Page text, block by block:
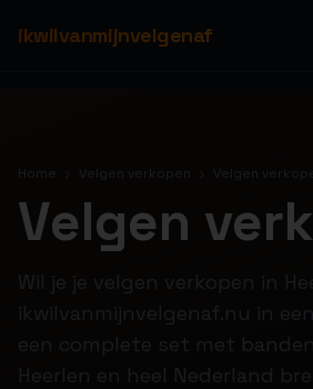
ikwilvanmijnvelgenaf
Home Velgen verkopen Velgen
Velgen
Wil je je velgen verkopen in
ikwilvanmijnvelgenaf.nu in
een complete set met
Heerlen en heel Nederland